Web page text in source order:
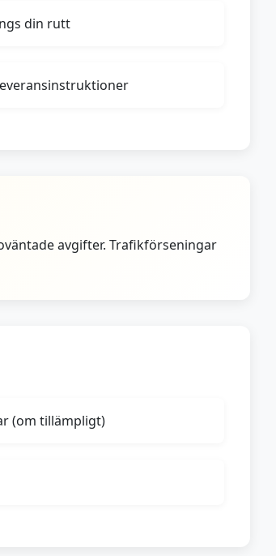
din rutt
avgifter. Trafikförseningar
(om tillämpligt)